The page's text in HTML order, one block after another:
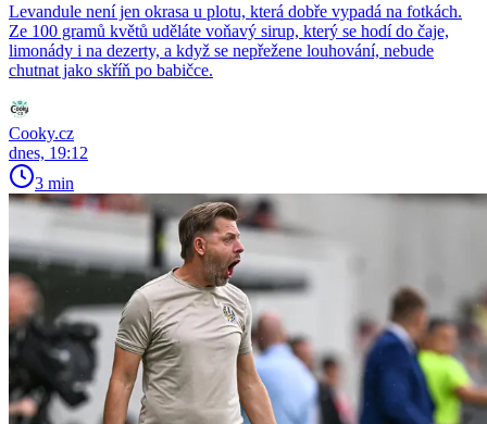
Levandule není jen okrasa u plotu, která dobře vypadá na fotkách.
Ze 100 gramů květů uděláte voňavý sirup, který se hodí do čaje,
limonády i na dezerty, a když se nepřežene louhování, nebude
chutnat jako skříň po babičce.
Cooky.cz
dnes, 19:12
3 min